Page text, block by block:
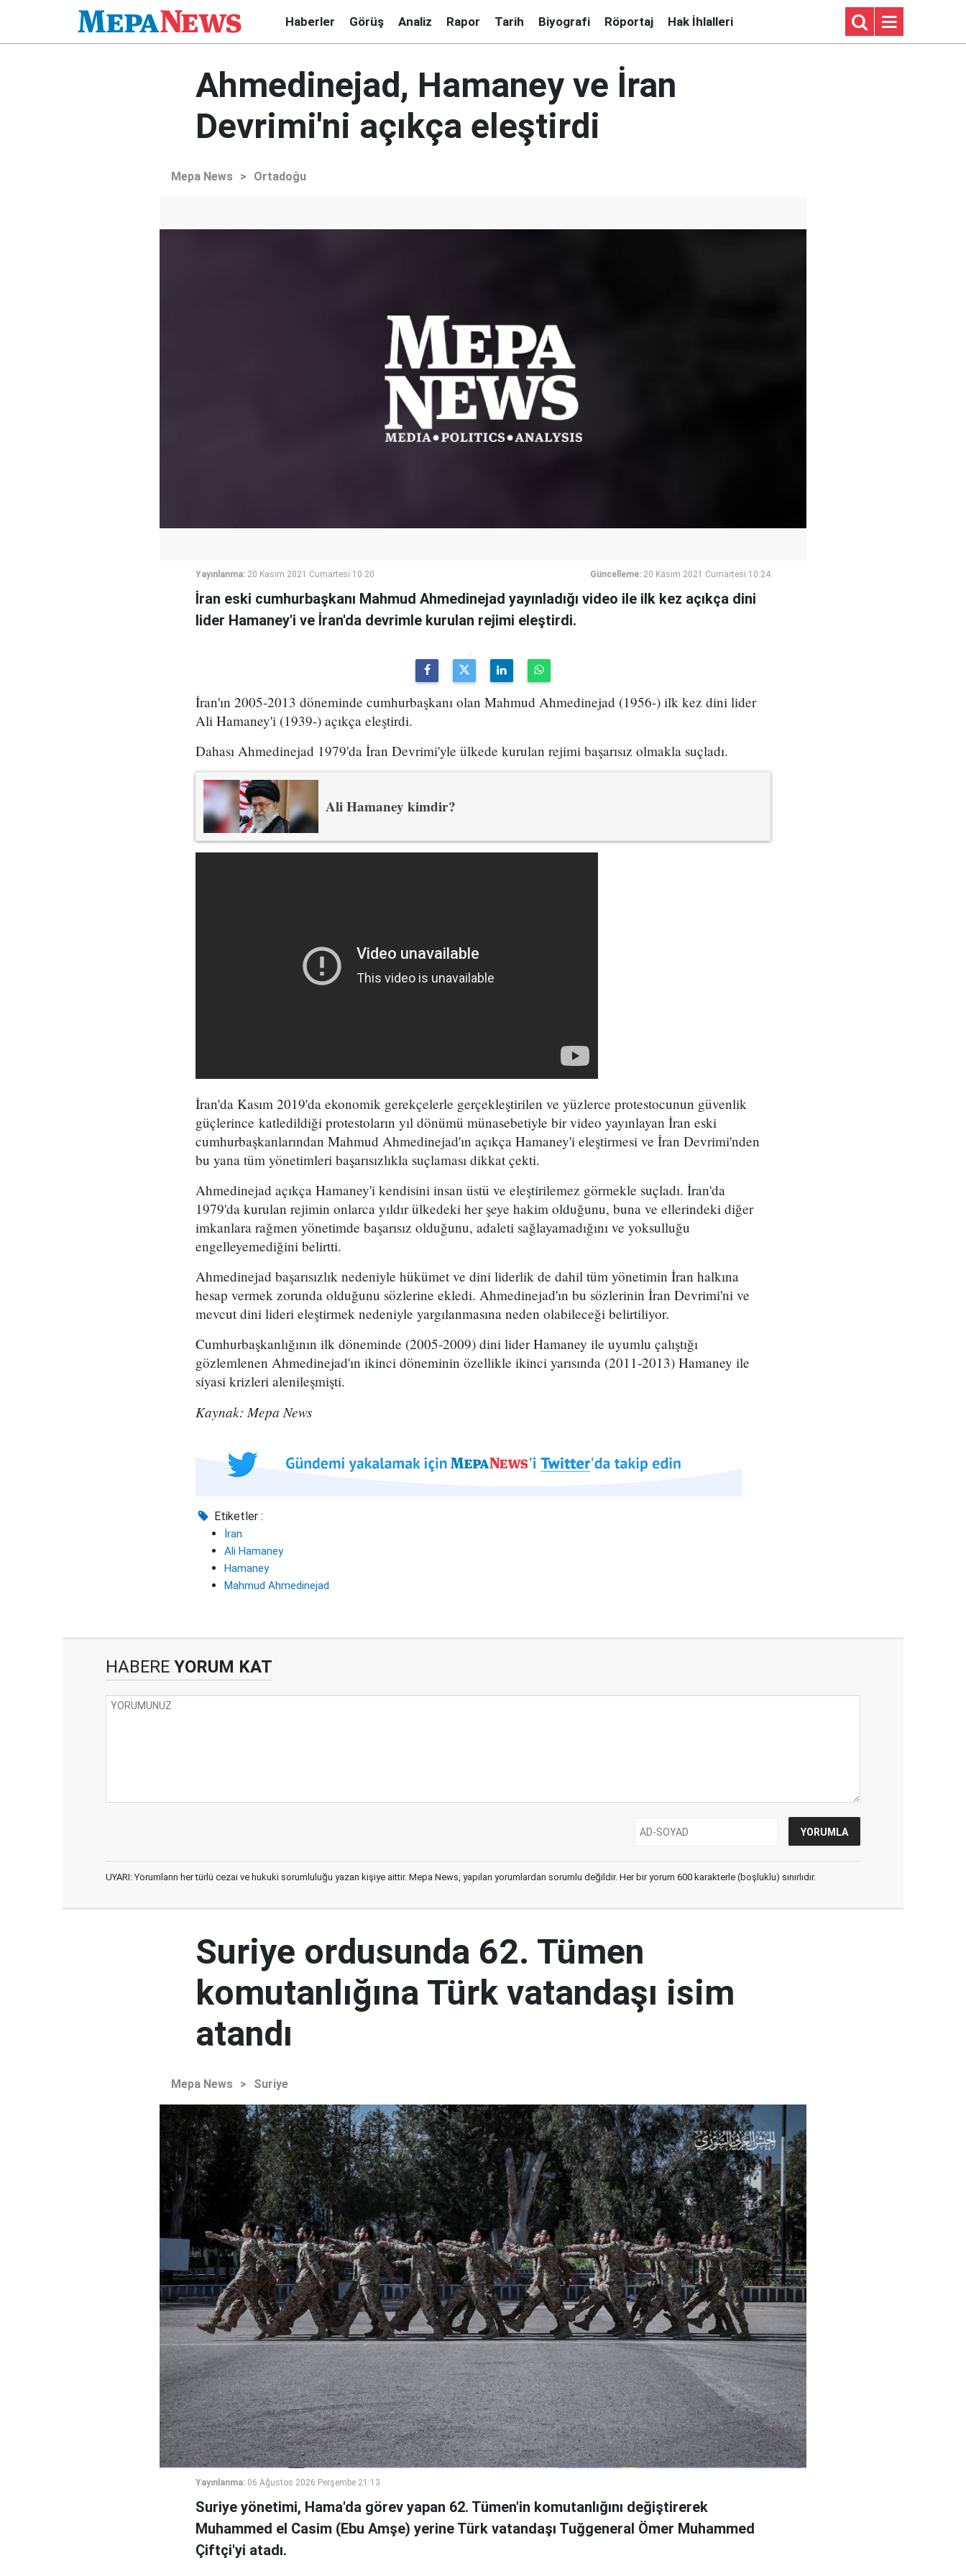
Haberler Görüş Analiz Rapor Tarih Biyografi Röportaj Hak İhlalleri
Ahmedinejad, Hamaney ve İran
Devrimi'ni açıkça eleştirdi
Mepa News > Ortadoğu
Yayınlanma: 20 Kasım 2021 Cumartesi 10:20 Güncelleme: 20 Kasım 2021 Cumartesi 10:24
İran eski cumhurbaşkanı Mahmud Ahmedinejad yayınladığı video ile ilk kez açıkça dini
lider Hamaney'i ve İran'da devrimle kurulan rejimi eleştirdi.
İran'ın 2005-2013 döneminde cumhurbaşkanı olan Mahmud Ahmedinejad (1956-) ilk kez dini lider
Ali Hamaney'i (1939-) açıkça eleştirdi.
Dahası Ahmedinejad 1979'da İran Devrimi'yle ülkede kurulan rejimi başarısız olmakla suçladı.
Ali Hamaney kimdir?
İran'da Kasım 2019'da ekonomik gerekçelerle gerçekleştirilen ve yüzlerce protestocunun güvenlik
güçlerince katledildiği protestoların yıl dönümü münasebetiyle bir video yayınlayan İran eski
cumhurbaşkanlarından Mahmud Ahmedinejad'ın açıkça Hamaney'i eleştirmesi ve İran Devrimi'nden
bu yana tüm yönetimleri başarısızlıkla suçlaması dikkat çekti.
Ahmedinejad açıkça Hamaney'i kendisini insan üstü ve eleştirilemez görmekle suçladı. İran'da
1979'da kurulan rejimin onlarca yıldır ülkedeki her şeye hakim olduğunu, buna ve ellerindeki diğer
imkanlara rağmen yönetimde başarısız olduğunu, adaleti sağlayamadığını ve yoksulluğu
engelleyemediğini belirtti.
Ahmedinejad başarısızlık nedeniyle hükümet ve dini liderlik de dahil tüm yönetimin İran halkına
hesap vermek zorunda olduğunu sözlerine ekledi. Ahmedinejad'ın bu sözlerinin İran Devrimi'ni ve
mevcut dini lideri eleştirmek nedeniyle yargılanmasına neden olabileceği belirtiliyor.
Cumhurbaşkanlığının ilk döneminde (2005-2009) dini lider Hamaney ile uyumlu çalıştığı
gözlemlenen Ahmedinejad'ın ikinci döneminin özellikle ikinci yarısında (2011-2013) Hamaney ile
siyasi krizleri alenileşmişti.
Kaynak: Mepa News
Etiketler :
İran
Ali Hamaney
Hamaney
Mahmud Ahmedinejad
HABERE YORUM KAT
UYARI: Yorumların her türlü cezai ve hukuki sorumluluğu yazan kişiye aittir. Mepa News, yapılan yorumlardan sorumlu değildir. Her bir yorum 600 karakterle (boşluklu) sınırlıdır.
Suriye ordusunda 62. Tümen
komutanlığına Türk vatandaşı isim
atandı
Mepa News > Suriye
Yayınlanma: 06 Ağustos 2026 Perşembe 21:13
Suriye yönetimi, Hama'da görev yapan 62. Tümen'in komutanlığını değiştirerek
Muhammed el Casim (Ebu Amşe) yerine Türk vatandaşı Tuğgeneral Ömer Muhammed
Çiftçi'yi atadı.